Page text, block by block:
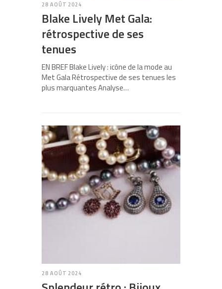
28 AOÛT 2024
Blake Lively Met Gala:
rétrospective de ses
tenues
EN BREF Blake Lively : icône de la mode au
Met Gala Rétrospective de ses tenues les
plus marquantes Analyse…
28 AOÛT 2024